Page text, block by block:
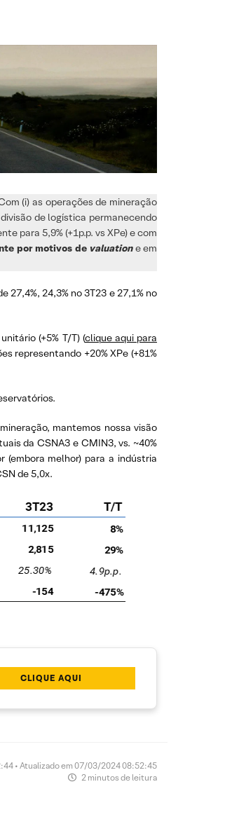
(i) as operações de mineração
de logística permanecendo
para 5,9% (+1p.p. vs XPe) e com
por motivos de valuatione em
27,4%, 24,3% no 3T23 e 27,1% no
(+5% T/T) (clique aqui para
representando +20% XPe (+81%
mantemos nossa visão
da CSNA3 e CMIN3, vs. ~40%
(embora melhor) para a indústria
de 5,0x.
CLIQUE AQUI
• Atualizado em 07/03/2024 08:52:45
2 minutos de leitura